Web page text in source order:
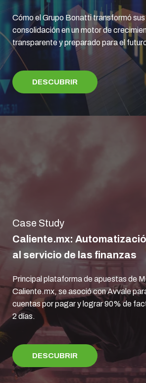
Cómo el Grupo Bonatti transformó
consolidación en un motor de
transparente y preparado para el
DESCUBRIR
Case Study
Caliente.mx:
al servicio de las finanzas
Principal plataforma de apuestas de
Caliente.mx, se asoció con Avvale
cuentas por pagar y lograr 90% de
2 días.
DESCUBRIR